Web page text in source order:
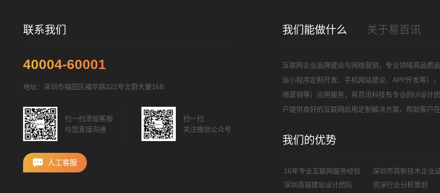
联系我们
40004-60001
地址：深圳市福田区福华路322号文蔚大厦16B
扫一扫添加客服
与您直接沟通
扫一扫
关注微信公众号
人工客服
我们能做什么 关于易百讯
互联网企业品牌建设与网络营销，专业领域高品质
信小程序定制开发、手机网站建设、APP开发等）
络营销等）应用服务；易百讯科技有专业的UI设计
户提供良好的互联网应用定制解决方案，帮助客户
我们的优势
16年专业互联网服务经验 深圳市高新技术企业
深圳高端建站设计团队
资深行业分析策划